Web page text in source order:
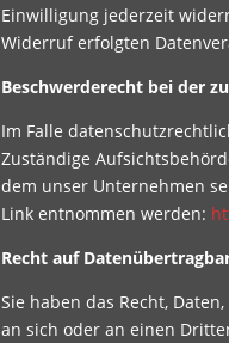
Einwilligung jederzeit
Widerruf erfolgten
Beschwerderecht bei der
Im Falle
Zuständige
dem unser Unternehmen
Link entnommen werden:
Recht auf
Sie haben das Recht,
an sich oder an einen